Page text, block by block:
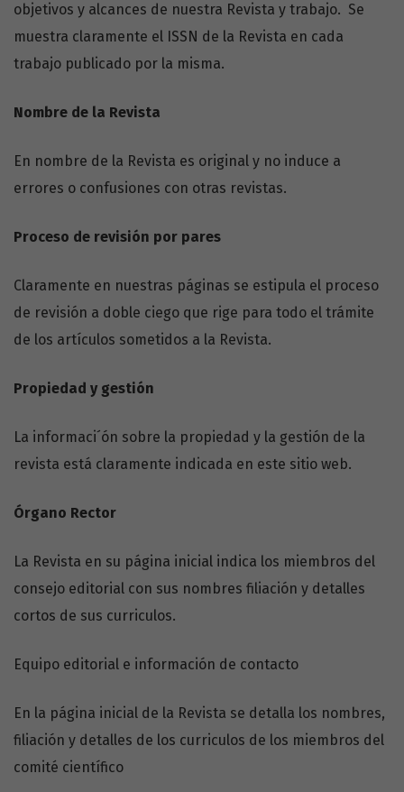
objetivos y alcances de nuestra Revista y trabajo. Se
muestra claramente el ISSN de la Revista en cada
trabajo publicado por la misma.
Nombre de la Revista
En nombre de la Revista es original y no induce a
errores o confusiones con otras revistas.
Proceso de revisión por pares
Claramente en nuestras páginas se estipula el proceso
de revisión a doble ciego que rige para todo el trámite
de los artículos sometidos a la Revista.
Propiedad y gestión
La informaci´ón sobre la propiedad y la gestión de la
revista está claramente indicada en este sitio web.
Órgano Rector
La Revista en su página inicial indica los miembros del
consejo editorial con sus nombres filiación y detalles
cortos de sus curriculos.
Equipo editorial e información de contacto
En la página inicial de la Revista se detalla los nombres,
filiación y detalles de los curriculos de los miembros del
comité científico